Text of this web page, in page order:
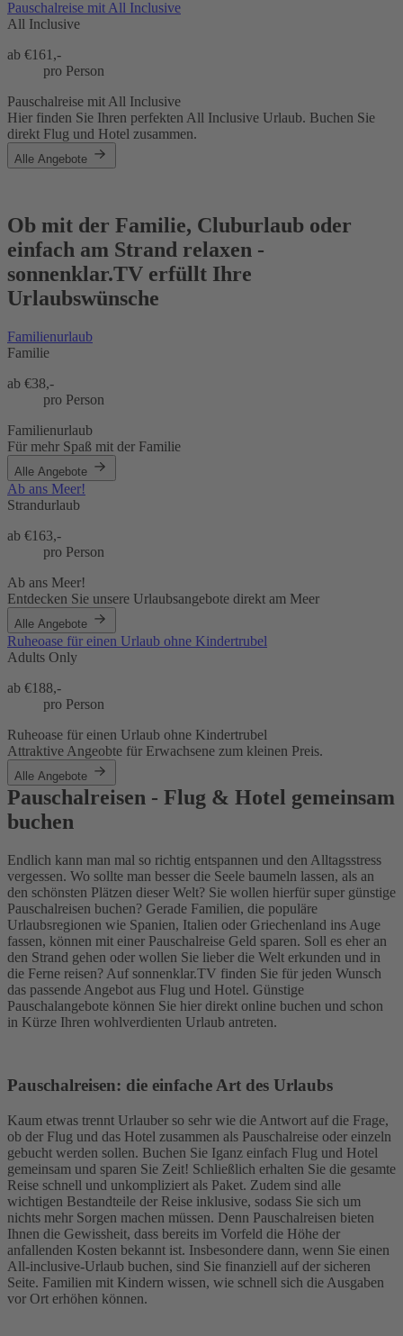
Pauschalreise mit All Inclusive
All Inclusive
ab €161,-
pro Person
Pauschalreise mit All Inclusive
Hier finden Sie Ihren perfekten All Inclusive Urlaub. Buchen Sie
direkt Flug und Hotel zusammen.
Alle Angebote
Ob mit der Familie, Cluburlaub oder
einfach am Strand relaxen -
sonnenklar.TV erfüllt Ihre
Urlaubswünsche
Familienurlaub
Familie
ab €38,-
pro Person
Familienurlaub
Für mehr Spaß mit der Familie
Alle Angebote
Ab ans Meer!
Strandurlaub
ab €163,-
pro Person
Ab ans Meer!
Entdecken Sie unsere Urlaubsangebote direkt am Meer
Alle Angebote
Ruheoase für einen Urlaub ohne Kindertrubel
Adults Only
ab €188,-
pro Person
Ruheoase für einen Urlaub ohne Kindertrubel
Attraktive Angeobte für Erwachsene zum kleinen Preis.
Alle Angebote
Pauschalreisen - Flug & Hotel gemeinsam
buchen
Endlich kann man mal so richtig entspannen und den Alltagsstress
vergessen. Wo sollte man besser die Seele baumeln lassen, als an
den schönsten Plätzen dieser Welt? Sie wollen hierfür super günstige
Pauschalreisen buchen? Gerade Familien, die populäre
Urlaubsregionen wie Spanien, Italien oder Griechenland ins Auge
fassen, können mit einer Pauschalreise Geld sparen. Soll es eher an
den Strand gehen oder wollen Sie lieber die Welt erkunden und in
die Ferne reisen? Auf sonnenklar.TV finden Sie für jeden Wunsch
das passende Angebot aus Flug und Hotel. Günstige
Pauschalangebote können Sie hier direkt online buchen und schon
in Kürze Ihren wohlverdienten Urlaub antreten.
Pauschalreisen: die einfache Art des Urlaubs
Kaum etwas trennt Urlauber so sehr wie die Antwort auf die Frage,
ob der Flug und das Hotel zusammen als Pauschalreise oder einzeln
gebucht werden sollen. Buchen Sie Iganz einfach Flug und Hotel
gemeinsam und sparen Sie Zeit! Schließlich erhalten Sie die gesamte
Reise schnell und unkompliziert als Paket. Zudem sind alle
wichtigen Bestandteile der Reise inklusive, sodass Sie sich um
nichts mehr Sorgen machen müssen. Denn Pauschalreisen bieten
Ihnen die Gewissheit, dass bereits im Vorfeld die Höhe der
anfallenden Kosten bekannt ist. Insbesondere dann, wenn Sie einen
All-inclusive-Urlaub buchen, sind Sie finanziell auf der sicheren
Seite. Familien mit Kindern wissen, wie schnell sich die Ausgaben
vor Ort erhöhen können.